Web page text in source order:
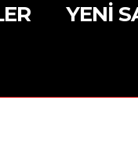
YENI